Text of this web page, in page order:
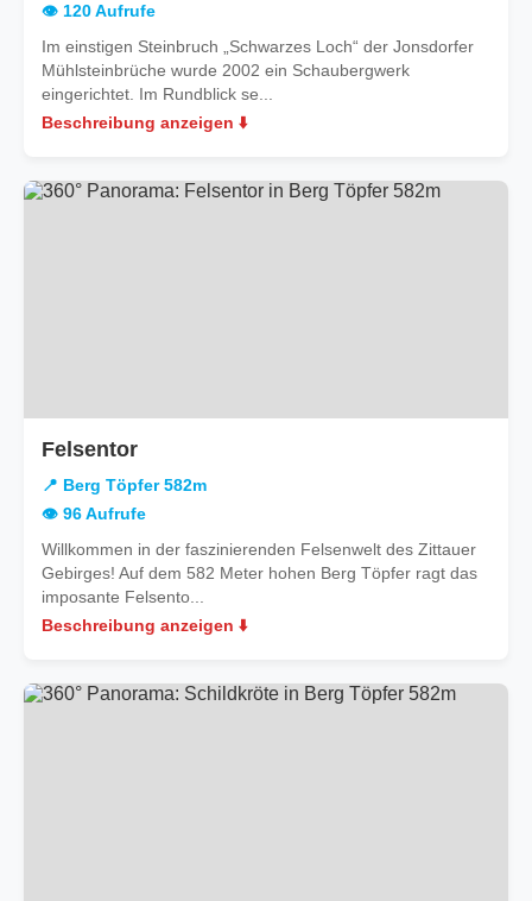
👁️ 120 Aufrufe
Im einstigen Steinbruch „Schwarzes Loch“ der Jonsdorfer
Mühlsteinbrüche wurde 2002 ein Schaubergwerk
eingerichtet. Im Rundblick se...
Beschreibung anzeigen ⬇️
Felsentorin
Berg
582m
📍 Berg Töpfer 582m
👁️ 96 Aufrufe
Willkommen in der faszinierenden Felsenwelt des Zittauer
Gebirges! Auf dem 582 Meter hohen Berg Töpfer ragt das
imposante Felsento...
Beschreibung anzeigen ⬇️